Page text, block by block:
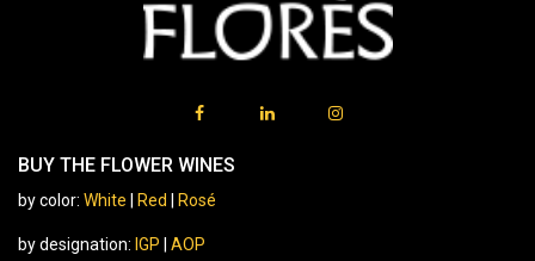
BUY THE FLOWER WINES
by color: White Red Rosé
by designation: IGP AOP